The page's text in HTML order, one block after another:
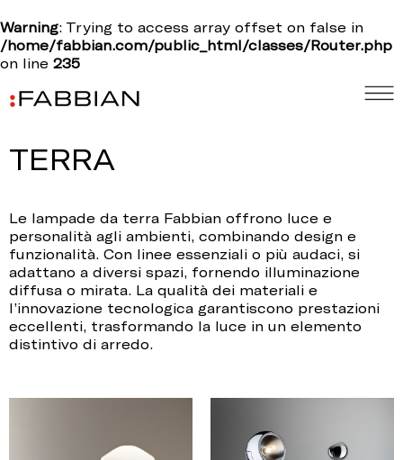
Warning: Trying to access array offset on false in
/home/fabbian.com/public_html/classes/Router.php
on line 235
TERRA
Le lampade da terra Fabbian offrono luce e
personalità agli ambienti, combinando design e
funzionalità. Con linee essenziali o più audaci, si
adattano a diversi spazi, fornendo illuminazione
diffusa o mirata. La qualità dei materiali e
l’innovazione tecnologica garantiscono prestazioni
eccellenti, trasformando la luce in un elemento
distintivo di arredo.